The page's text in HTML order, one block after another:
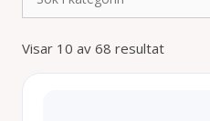
Visar 10 av 68 resultat